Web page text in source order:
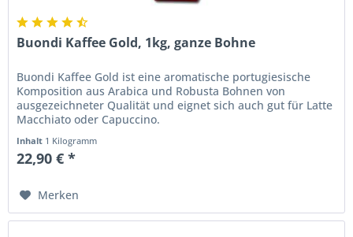
Buondi Kaffee Gold, 1kg, ganze Bohne
Buondi Kaffee Gold ist eine aromatische portugiesische
Komposition aus Arabica und Robusta Bohnen von
ausgezeichneter Qualität und eignet sich auch gut für Latte
Macchiato oder Capuccino.
Inhalt 1 Kilogramm
22,90 € *
Merken